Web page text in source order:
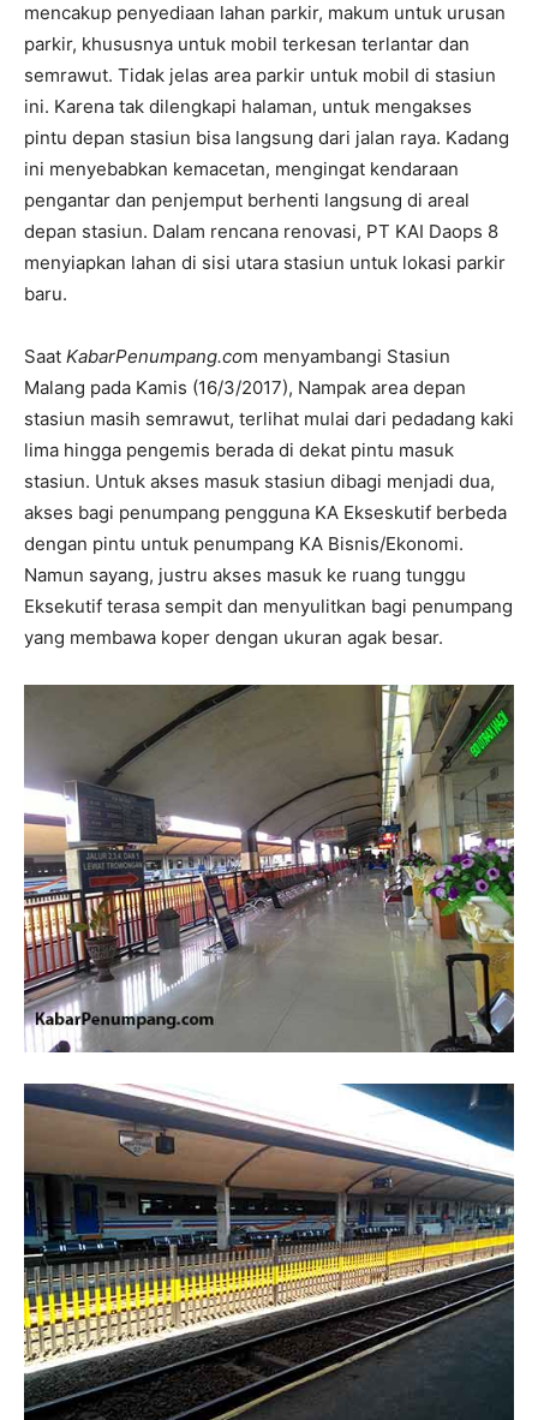
mencakup penyediaan lahan parkir, makum untuk urusan
parkir, khususnya untuk mobil terkesan terlantar dan
semrawut. Tidak jelas area parkir untuk mobil di stasiun
ini. Karena tak dilengkapi halaman, untuk mengakses
pintu depan stasiun bisa langsung dari jalan raya. Kadang
ini menyebabkan kemacetan, mengingat kendaraan
pengantar dan penjemput berhenti langsung di areal
depan stasiun. Dalam rencana renovasi, PT KAI Daops 8
menyiapkan lahan di sisi utara stasiun untuk lokasi parkir
baru.
Saat KabarPenumpang.com menyambangi Stasiun
Malang pada Kamis (16/3/2017), Nampak area depan
stasiun masih semrawut, terlihat mulai dari pedadang kaki
lima hingga pengemis berada di dekat pintu masuk
stasiun. Untuk akses masuk stasiun dibagi menjadi dua,
akses bagi penumpang pengguna KA Ekseskutif berbeda
dengan pintu untuk penumpang KA Bisnis/Ekonomi.
Namun sayang, justru akses masuk ke ruang tunggu
Eksekutif terasa sempit dan menyulitkan bagi penumpang
yang membawa koper dengan ukuran agak besar.